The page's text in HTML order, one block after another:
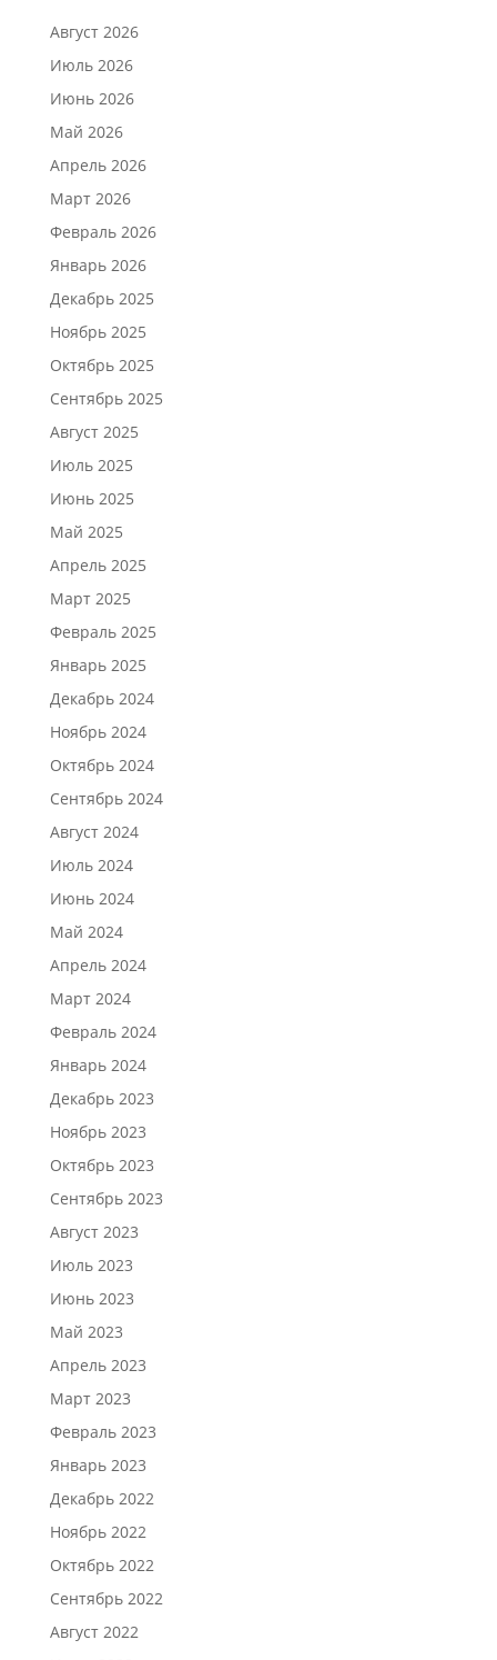
Август 2026
Июль 2026
Июнь 2026
Май 2026
Апрель 2026
Март 2026
Февраль 2026
Январь 2026
Декабрь 2025
Ноябрь 2025
Октябрь 2025
Сентябрь 2025
Август 2025
Июль 2025
Июнь 2025
Май 2025
Апрель 2025
Март 2025
Февраль 2025
Январь 2025
Декабрь 2024
Ноябрь 2024
Октябрь 2024
Сентябрь 2024
Август 2024
Июль 2024
Июнь 2024
Май 2024
Апрель 2024
Март 2024
Февраль 2024
Январь 2024
Декабрь 2023
Ноябрь 2023
Октябрь 2023
Сентябрь 2023
Август 2023
Июль 2023
Июнь 2023
Май 2023
Апрель 2023
Март 2023
Февраль 2023
Январь 2023
Декабрь 2022
Ноябрь 2022
Октябрь 2022
Сентябрь 2022
Август 2022